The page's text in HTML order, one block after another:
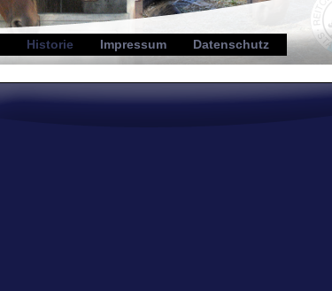
Historie Impressum Datenschutz